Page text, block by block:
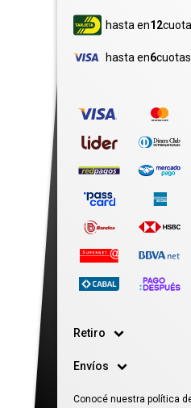
hasta en12
hasta en6
Retiro
Envíos
Conocé nuestra política